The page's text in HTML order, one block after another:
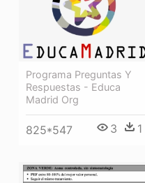
Programa Preguntas Y
Respuestas - Educa
Madrid Org
825*547 3 1